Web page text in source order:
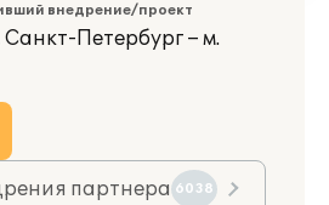
внедрение/проект
Петербург – м.
партнера 6038